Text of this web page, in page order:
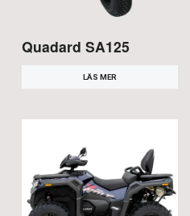
Quadard SA125
LÄS MER